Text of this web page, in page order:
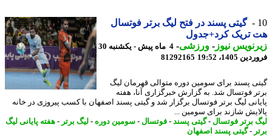
گیتی پسند در فتح لیگ برتر فوتسال
تریک کرد+جدول
نیوز-ورزشی-
4 ماه پیش - یکشنبه 30
1405، 19:52
81292165
پسند برای سومین دوره متوالی قهرمان لیگ
فوتسال شد. به گزارش خبرگزاری آنا، هفته
لیگ برتر فوتسال برگزار شد و گیتی پسند اصفهان با کسب پیروزی در خانه
شازند برای سومین ...
برتر فوتسال-گیتی پسند-فوتسال-سومین دوره-لیگ برتر - هفته پایانی لیگ
- گیتی پسند اصفهان